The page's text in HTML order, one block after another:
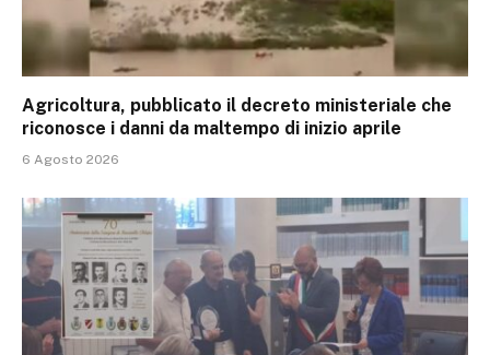
Agricoltura, pubblicato il decreto ministeriale che
riconosce i danni da maltempo di inizio aprile
6 Agosto 2026